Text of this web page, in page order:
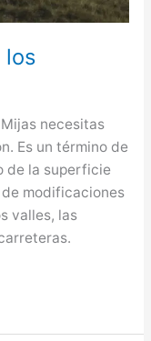
los
necesitas
Es un término de
de la superficie
modificaciones
valles, las